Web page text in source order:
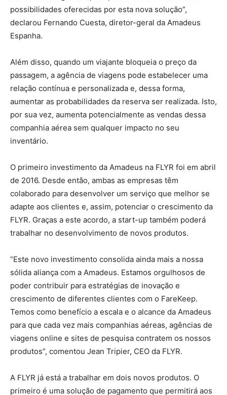
possibilidades oferecidas por esta nova solução”,
declarou Fernando Cuesta, diretor-geral da Amadeus
Espanha.
Além disso, quando um viajante bloqueia o preço da
passagem, a agência de viagens pode estabelecer uma
relação contínua e personalizada e, dessa forma,
aumentar as probabilidades da reserva ser realizada. Isto,
por sua vez, aumenta potencialmente as vendas dessa
companhia aérea sem qualquer impacto no seu
inventário.
O primeiro investimento da Amadeus na FLYR foi em abril
de 2016. Desde então, ambas as empresas têm
colaborado para desenvolver um serviço que melhor se
adapte aos clientes e, assim, potenciar o crescimento da
FLYR. Graças a este acordo, a start-up também poderá
trabalhar no desenvolvimento de novos produtos.
“Este novo investimento consolida ainda mais a nossa
sólida aliança com a Amadeus. Estamos orgulhosos de
poder contribuir para estratégias de inovação e
crescimento de diferentes clientes com o FareKeep.
Temos como benefício a escala e o alcance da Amadeus
para que cada vez mais companhias aéreas, agências de
viagens online e sites de pesquisa contratem os nossos
produtos”, comentou Jean Tripier, CEO da FLYR.
A FLYR já está a trabalhar em dois novos produtos. O
primeiro é uma solução de pagamento que permitirá aos